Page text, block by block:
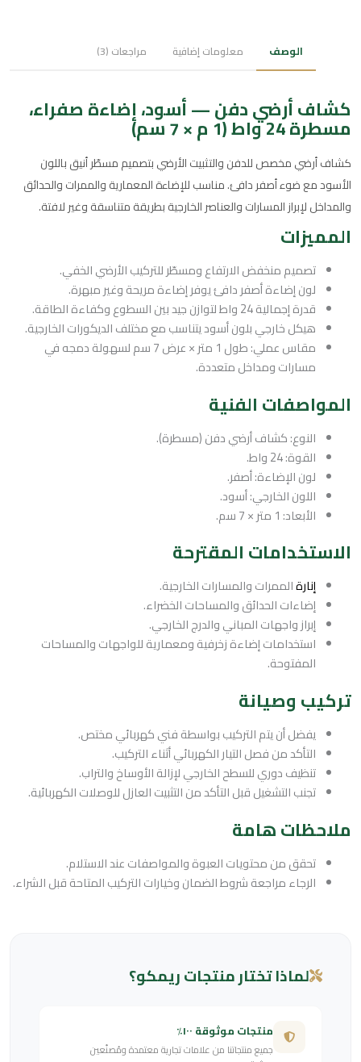
الوصف معلومات إضافية مراجعات (3)
كشاف أرضي دفن — أسود، إضاءة صفراء،
مسطرة 24 واط (1 م × 7 سم)
كشاف أرضي مخصص للدفن والتثبيت الأرضي بتصميم مسطّر أنيق باللون
الأسود مع ضوء أصفر دافئ. مناسب للإضاءة المعمارية والممرات والحدائق
والمداخل لإبراز المسارات والعناصر الخارجية بطريقة متناسقة وغير لافتة.
المميزات
تصميم منخفض الارتفاع ومسطّر للتركيب الأرضي الخفي.
لون إضاءة أصفر دافئ يوفر إضاءة مريحة وغير مبهرة.
قدرة إجمالية 24 واط لتوازن جيد بين السطوع وكفاءة الطاقة.
هيكل خارجي بلون أسود يتناسب مع مختلف الديكورات الخارجية.
مقاس عملي: طول 1 متر × عرض 7 سم لسهولة دمجه في
مسارات ومداخل متعددة.
المواصفات الفنية
النوع: كشاف أرضي دفن (مسطرة).
القوة: 24 واط.
لون الإضاءة: أصفر.
اللون الخارجي: أسود.
الأبعاد: 1 متر × 7 سم.
الاستخدامات المقترحة
إنارةالممرات والمسارات الخارجية.
إضاءات الحدائق والمساحات الخضراء.
إبراز واجهات المباني والدرج الخارجي.
استخدامات إضاءة زخرفية ومعمارية للواجهات والمساحات
المفتوحة.
تركيب وصيانة
يفضل أن يتم التركيب بواسطة فني كهربائي مختص.
التأكد من فصل التيار الكهربائي أثناء التركيب.
تنظيف دوري للسطح الخارجي لإزالة الأوساخ والتراب.
تجنب التشغيل قبل التأكد من التثبيت العازل للوصلات الكهربائية.
ملاحظات هامة
تحقق من محتويات العبوة والمواصفات عند الاستلام.
الرجاء مراجعة شروط الضمان وخيارات التركيب المتاحة قبل الشراء.
لماذا تختار منتجات ريمكو؟
منتجات موثوقة ١٠٠٪
جميع منتجاتنا من علامات تجارية معتمدة ومُصنّعين